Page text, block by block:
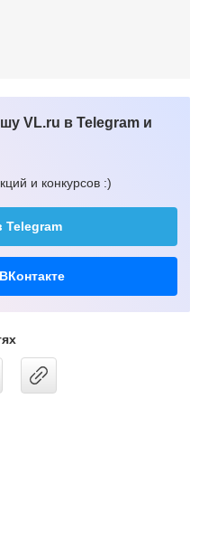
VL.ru в Telegram и
и конкурсов :)
Telegram